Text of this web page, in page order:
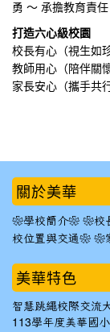
勇 ～ 承擔教育責
打造六心級校園
校長有心（視生如
教師用心（陪伴關
家長安心（攜手共
::: 關於美華
❀學校簡介❀ ❀校
校位置與交通❀ ❀
美華特色
智慧跳繩校際交流
113學年度美華國